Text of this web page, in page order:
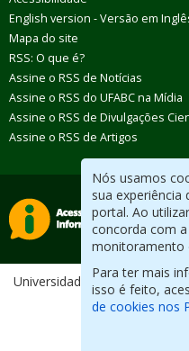
Nós usamos
sua experiência
portal. Ao
concorda com
monitoramento
Para ter mais
isso é feito,
de cookies nos
English version - Versão em
Mapa do site
RSS: O que é?
Assine o RSS de Notícias
Assine o RSS do UFABC na Mídia
Assine o RSS de Divulgações
Assine o RSS de Artigos
Universidade Federal do
aberto.